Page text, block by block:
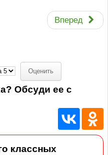
Вперед
Обсуди ее с
классных